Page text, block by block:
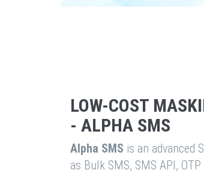
LOW-COST
- ALPHA SMS
Alpha SMS is an advanced
as Bulk SMS, SMS API,